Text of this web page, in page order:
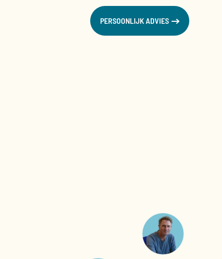
PERSOONLIJK ADVIES